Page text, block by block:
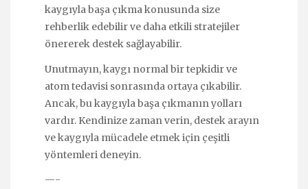
kaygıyla başa çıkma konusunda size
rehberlik edebilir ve daha etkili stratejiler
önererek destek sağlayabilir.
Unutmayın, kaygı normal bir tepkidir ve
atom tedavisi sonrasında ortaya çıkabilir.
Ancak, bu kaygıyla başa çıkmanın yolları
vardır. Kendinize zaman verin, destek arayın
ve kaygıyla mücadele etmek için çeşitli
yöntemleri deneyin.
—-